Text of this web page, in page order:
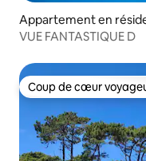
Appartement en
VUE FANTASTIQUE D
Coup de cœur
Coup de cœur